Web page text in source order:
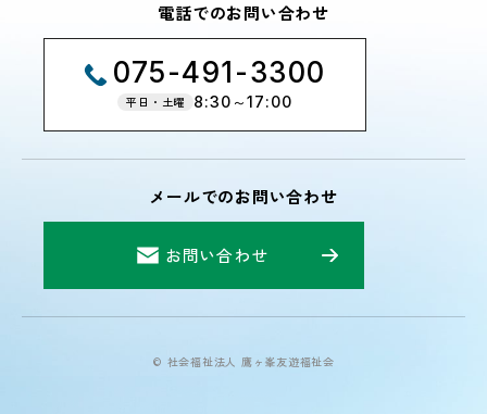
電話でのお問い合わせ
075-491-3300
平日・土曜 8:30～17:00
メールでのお問い合わせ
お問い合わせ
© 社会福祉法人 鷹ヶ峯友遊福祉会